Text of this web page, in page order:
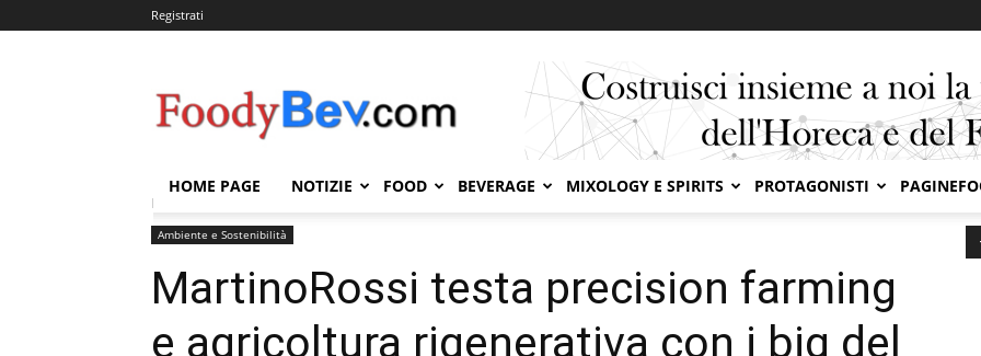
Registrati
HOME PAGE NOTIZIE FOOD BEVERAGE MIXOLOGY E SPIRITS PROTAGONISTI
Home
Ambiente e Sostenibilità
MartinoRossi testa precision farming
e agricoltura rigenerativa con i big del